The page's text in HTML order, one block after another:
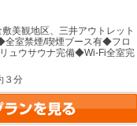
美観地区、三井アウトレット
全室禁煙/喫煙ブース有◆フロ
ュウサウナ完備◆Wi-Fi全室完
３分